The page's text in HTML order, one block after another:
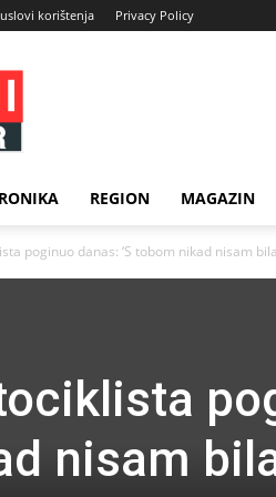
korištenja Privacy Policy
REGION MAGAZIN
poginuo danas: ‘S tobom nikad nisam
nisam